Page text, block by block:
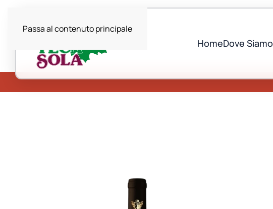
Passa al contenuto principale
HomeDove Siamo